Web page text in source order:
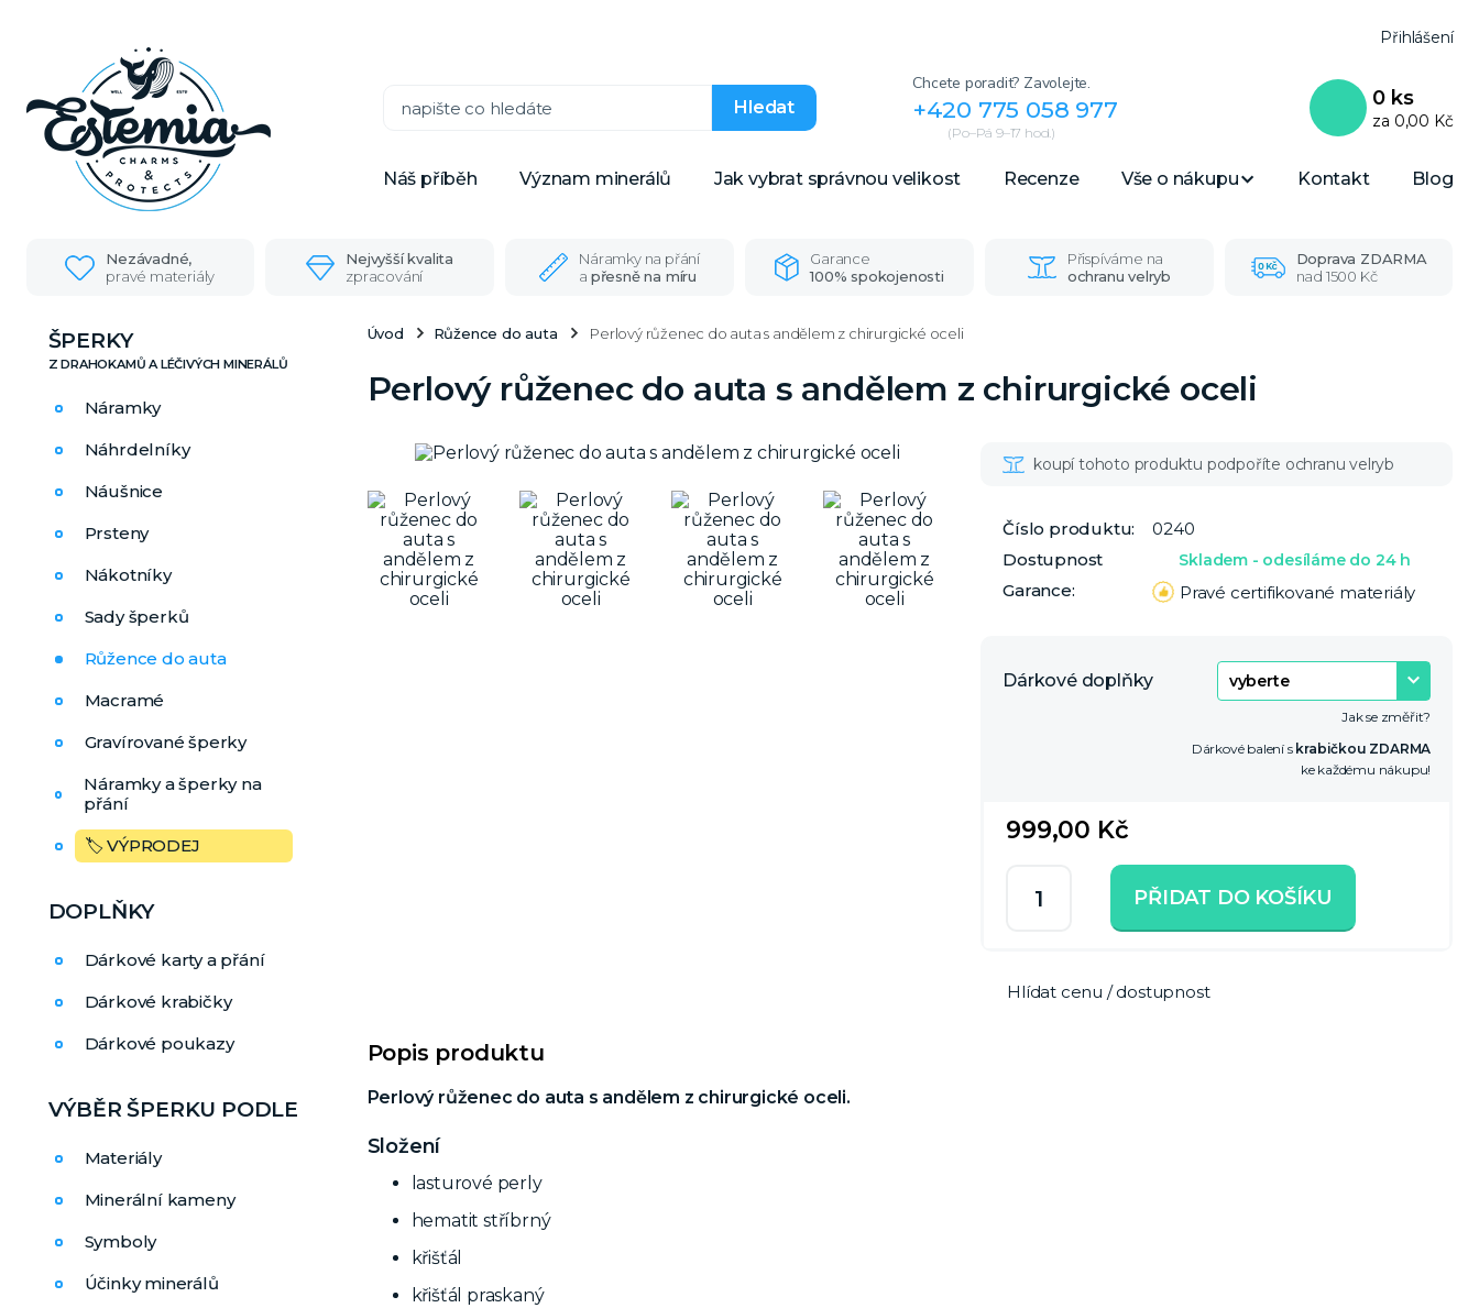
Náš příběh Význam minerálů Jak vybrat správnou velikost Recenze Vše o nákupu Kontakt Blog
Přihlášení
Hledat
Chcete poradit? Zavolejte.
+420 775 058 977
(Po–Pá 9–17 hod.)
0 ks
za 0,00 Kč
Nezávadné,
pravé materiály
Nejvyšší kvalita
zpracování
Náramky na přání
a přesně na míru
Garance
100% spokojenosti
Přispíváme na
ochranu velryb
Doprava ZDARMA
nad 1500 Kč
ŠPERKY
Náramky
Náhrdelníky
Náušnice
Prsteny
Nákotníky
Sady šperků
Růžence do auta
Macramé
Gravírované šperky
Náramky a šperky na
přání
🏷️ VÝPRODEJ
DOPLŇKY
Dárkové karty a přání
Dárkové krabičky
Dárkové poukazy
VÝBĚR ŠPERKU PODLE
Materiály
Minerální kameny
Symboly
Účinky minerálů
Úvod Růžence do auta Perlový růženec do auta s andělem z chirurgické oceli
Perlový růženec do auta s andělem z chirurgické oceli
Číslo produktu:
0240
Dostupnost
Skladem - odesíláme do 24 h
Garance: Pravé certifikované materiály
Dárkové doplňky
Jak se změřit?
Dárkové balení s krabičkou ZDARMA
ke každému nákupu!
999,00 Kč
PŘIDAT DO KOŠÍKU
Hlídat cenu / dostupnost
Popis produktu
Perlový růženec do auta s andělem z chirurgické oceli.
Složení
lasturové perly
hematit stříbrný
křišťál
křišťál praskaný